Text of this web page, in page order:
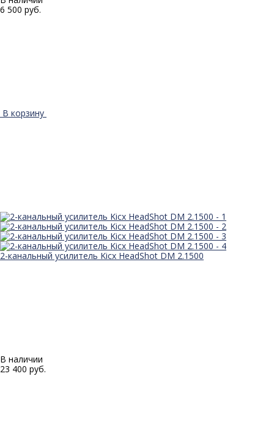
6 500 руб.
В корзину
2-канальный усилитель Kicx HeadShot DM 2.1500
В наличии
23 400 руб.